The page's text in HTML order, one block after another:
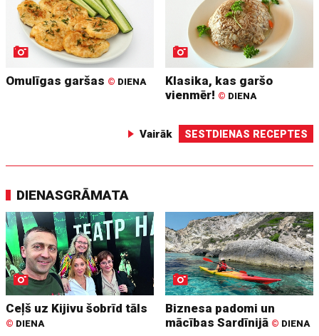
Omulīgas garšas © DIENA
Klasika, kas garšo
vienmēr! © DIENA
Vairāk SESTDIENAS RECEPTES
DIENASGRĀMATA
Ceļš uz Kijivu šobrīd tāls
© DIENA
Biznesa padomi un
mācības Sardīnijā © DIENA